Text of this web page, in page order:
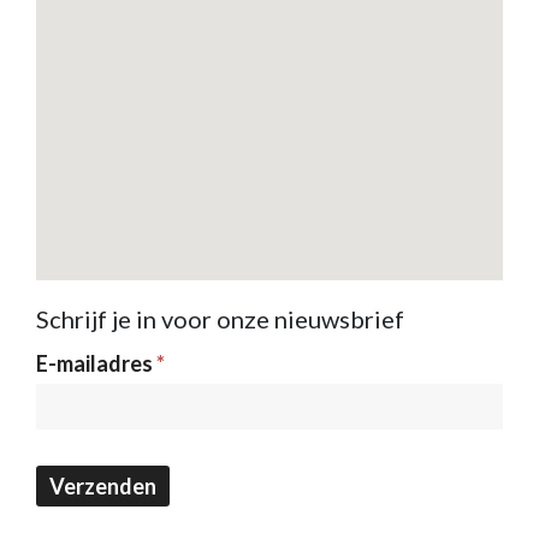
Schrijf je in voor onze nieuwsbrief
Nieuwsbrief
E-mailadres*
Verzenden